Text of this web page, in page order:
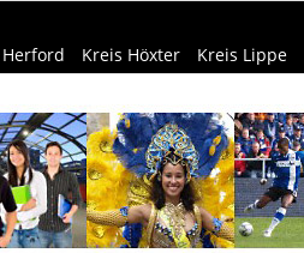
Kreis Höxter Kreis Lippe